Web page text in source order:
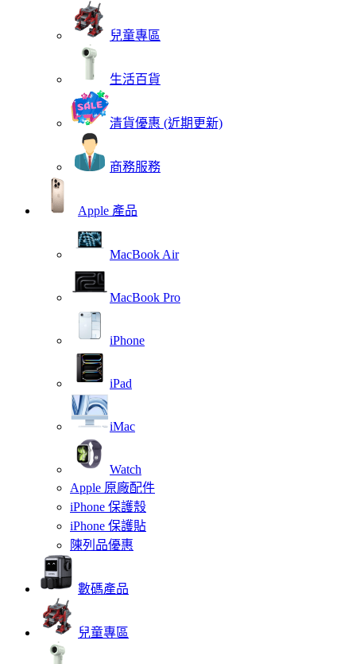
兒童專區
生活百貨
清貨優惠 (近期更新)
商務服務
Apple 產品
MacBook Air
MacBook Pro
iPhone
iPad
iMac
Watch
Apple 原廠配件
iPhone 保護殼
iPhone 保護貼
陳列品優惠
數碼產品
兒童專區